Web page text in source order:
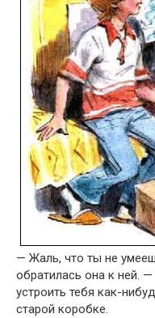
— Жаль, что ты не
обратилась она к ней.
устроить тебя как-
старой коробке.